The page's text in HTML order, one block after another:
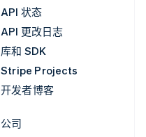
API 状态
API 更改日志
库和 SDK
Stripe Projects
开发者博客
公司